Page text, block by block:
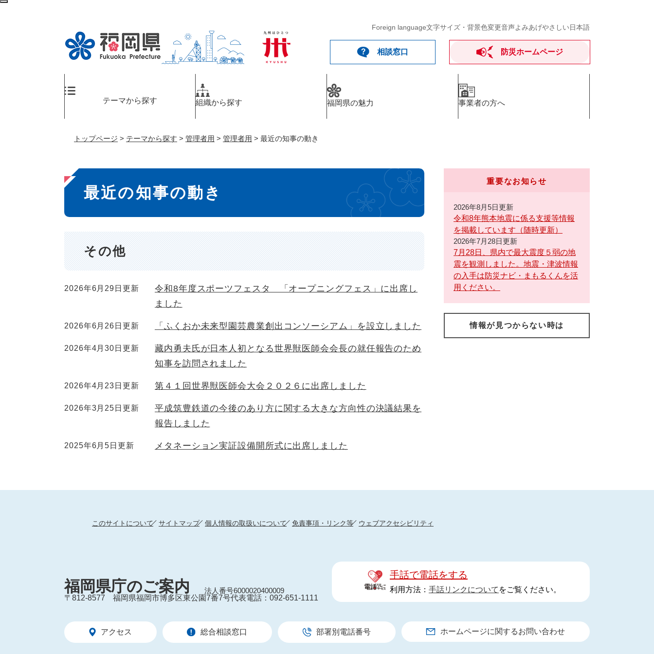
ペ
Foreign language文字サイズ・背景色変更音声よみあげやさしい日本語
相談窓口 防災ホームページ
テーマから探す 組織から探す 福岡県の魅力 事業者の方へ
トップページ > テーマから探す > 管理者用 > 管理者用 > 最近の知事の動き
本
文
最近の知事の動き
その他
2026年6月29日更新
令和8年度スポーツフェスタ 「オープニングフェス」に出席し
ました
2026年6月26日更新 「ふくおか未来型園芸農業創出コンソーシアム」を設立しました
2026年4月30日更新
藏内勇夫氏が日本人初となる世界獣医師会会長の就任報告のため
知事を訪問されました
2026年4月23日更新 第４１回世界獣医師会大会２０２６に出席しました
2026年3月25日更新
平成筑豊鉄道の今後のあり方に関する大きな方向性の決議結果を
報告しました
2025年6月5日更新 メタネーション実証設備開所式に出席しました
重要なお知らせ
2026年8月5日更新
令和8年熊本地震に係る支援等情報
を掲載しています（随時更新）
2026年7月28日更新
7月28日、県内で最大震度５弱の地
震を観測しました。地震・津波情報
の入手は防災ナビ・まもるくんを活
用ください。
情報が見つからない時は
このサイトについて サイトマップ 個人情報の取扱いについて 免責事項・リンク等 ウェブアクセシビリティ
福岡県庁のご案内
法人番号6000020400009
〒812-8577
福岡県福岡市博多区東公園7番7号代表電話：092-651-1111
手話で電話をする
利用方法： 手話リンクについて をご覧ください。
アクセス 総合相談窓口 部署別電話番号 ホームページに関するお問い合わせ